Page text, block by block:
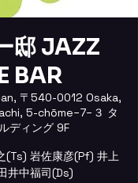
邸 JAZZ
BAR
〒540-0012 Osaka,
5-chōme−7−３ タ
ディング 9F
(Ts) 岩佐康彦(Pf) 井上
井中福司(Ds)